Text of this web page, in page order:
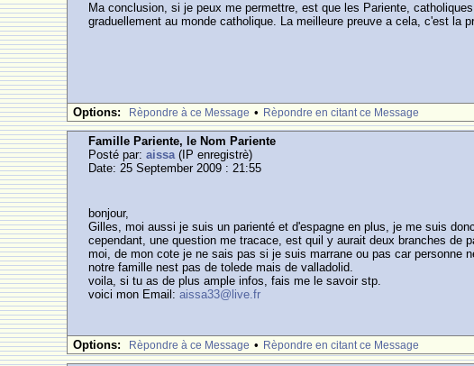
Ma conclusion, si je peux me permettre, est que les Pariente,
graduellement au monde catholique. La meilleure preuve a cela, c'est la
Options: Rèpondre à ce Message • Rèpondre en citant ce Message
Famille Pariente, le Nom Pariente
Posté par:aissa(IP enregistrè)
Date: 25 September 2009 : 21:55
bonjour,
Gilles, moi aussi je suis un parienté et d'espagne en plus, je me suis
cependant, une question me tracace, est quil y aurait deux branches de
moi, de mon cote je ne sais pas si je suis marrane ou pas car personne
notre famille nest pas de tolede mais de valladolid.
voila, si tu as de plus ample infos, fais me le savoir stp.
voici mon Email:aissa33@live.fr
Options: Rèpondre à ce Message • Rèpondre en citant ce Message